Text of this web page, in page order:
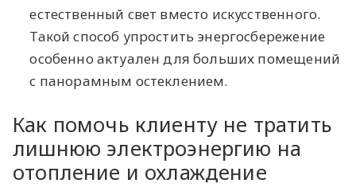
естественный свет вместо искусственного.
Такой способ упростить энергосбережение
особенно актуален для больших помещений
с панорамным остеклением.
Как помочь клиенту не тратить
лишнюю электроэнергию на
отопление и охлаждение